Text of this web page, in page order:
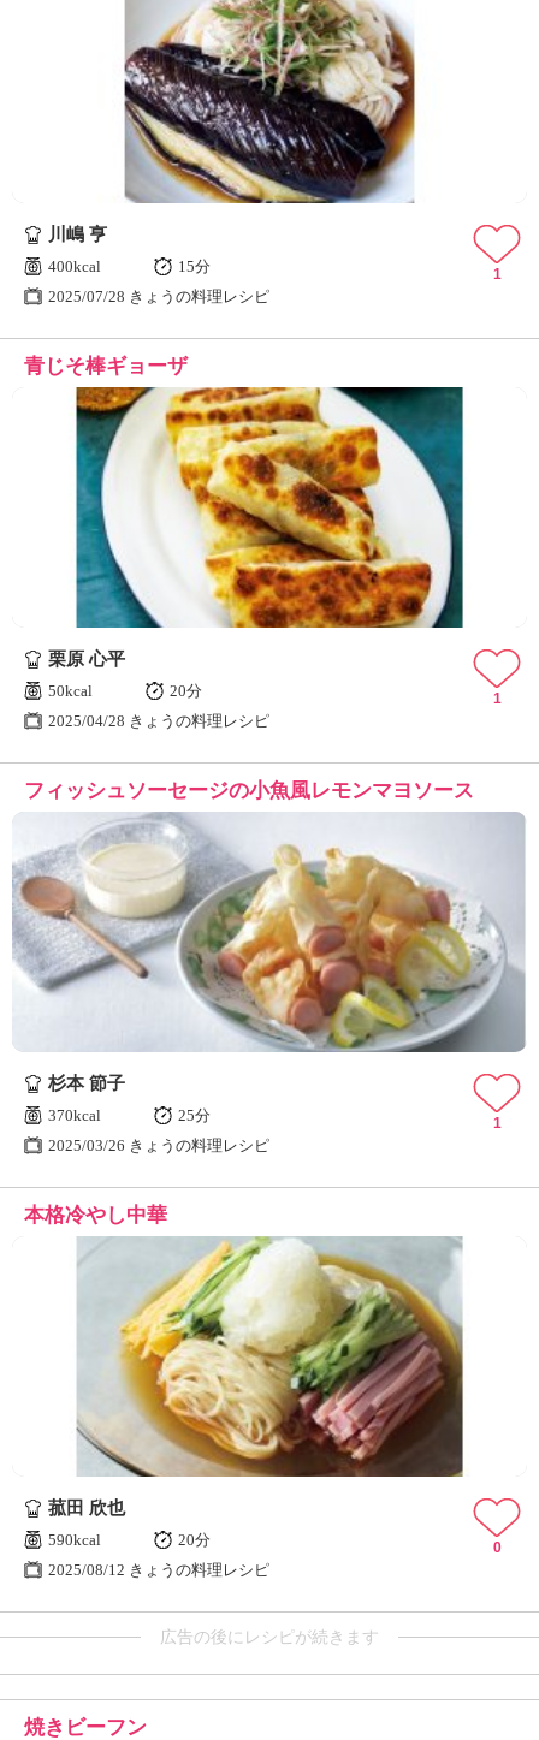
川嶋 亨
400kcal
15分
2025/07/28 きょうの料理レシピ
1
青じそ棒ギョーザ
栗原 心平
50kcal
20分
2025/04/28 きょうの料理レシピ
1
フィッシュソーセージの小魚風レモンマヨソース
杉本 節子
370kcal
25分
2025/03/26 きょうの料理レシピ
1
本格冷やし中華
菰田 欣也
590kcal
20分
2025/08/12 きょうの料理レシピ
0
広告の後にレシピが続きます
焼きビーフン